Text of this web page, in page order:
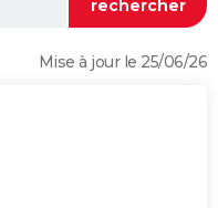
Mise à jour le 25/06/26